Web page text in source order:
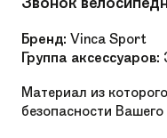
Бренд: Vinca Sport
Группа аксессуаров:
Материал из
безопасности Вашего